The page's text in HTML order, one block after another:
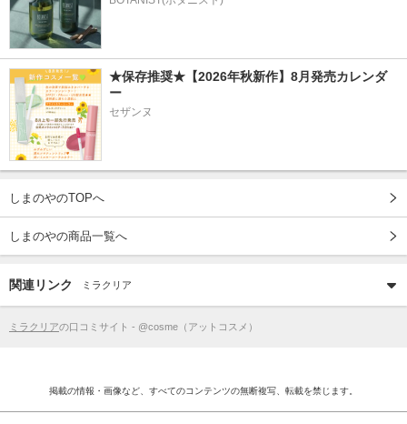
★保存推奨★【2026年秋新作】8月発売カレンダ
ー
セザンヌ
しまのやのTOPへ
しまのやの商品一覧へ
関連リンク ミラクリア
ミラクリアの口コミサイト - @cosme（アットコスメ）
掲載の情報・画像など、すべてのコンテンツの無断複写、転載を禁じます。